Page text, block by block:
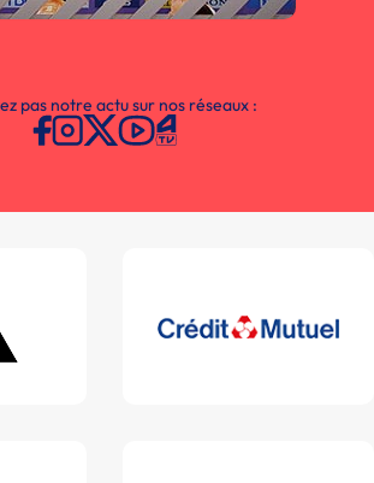
pas notre actu sur nos réseaux :